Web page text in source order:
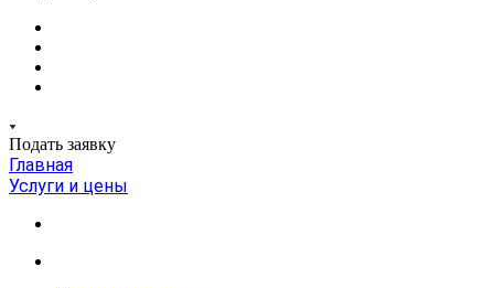
Подать заявку
Главная
Услуги и цены